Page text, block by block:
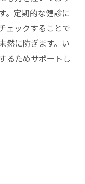
。定期的な健診に
ェックすることで
然に防ぎます。い
るためサポートし